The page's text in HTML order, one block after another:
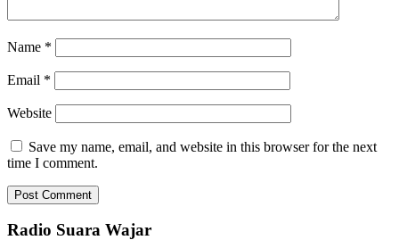
Name *
Email *
Website
Save my name, email, and website in this browser for the next
time I comment.
Radio Suara Wajar